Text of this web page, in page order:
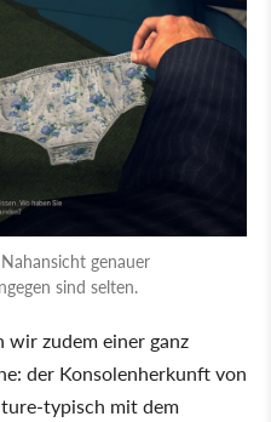
genauer
sind selten.
wir zudem einer ganz
der Konsolenherkunft von
typisch mit dem